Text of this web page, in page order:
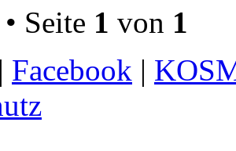
Seite 1 von 1
| Facebook |